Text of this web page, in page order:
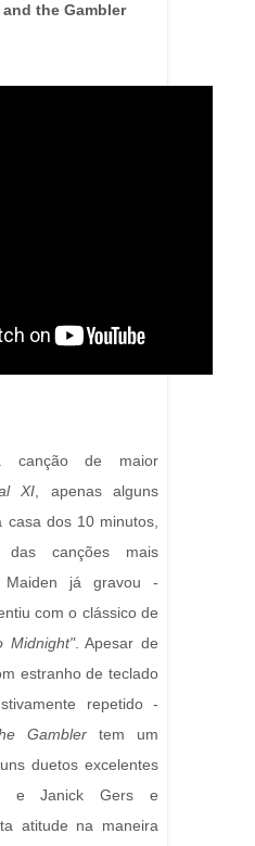
the Gambler
canção de maior
XI, apenas alguns
casa dos 10 minutos,
canções mais
já gravou -
com o clássico de
Midnight". Apesar de
estranho de teclado
repetido -
Gamblertem um
duetos excelentes
e Janick Gers e
atitude na maneira